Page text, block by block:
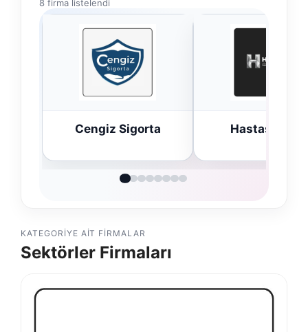
8 firma listelendi
Hastaş Beton
Bulkoon
KATEGORIYE AIT FIRMALAR
Sektörler Firmaları